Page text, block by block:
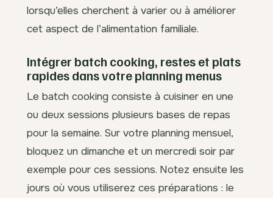
lorsqu’elles cherchent à varier ou à améliorer
cet aspect de l’alimentation familiale.
Intégrer batch cooking, restes et plats
rapides dans votre planning menus
Le batch cooking consiste à cuisiner en une
ou deux sessions plusieurs bases de repas
pour la semaine. Sur votre planning mensuel,
bloquez un dimanche et un mercredi soir par
exemple pour ces sessions. Notez ensuite les
jours où vous utiliserez ces préparations : le